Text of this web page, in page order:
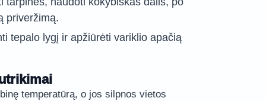
priveržimą.
tepalo lygį ir apžiūrėti variklio apačią
temperatūrą, o jos silpnos vietos